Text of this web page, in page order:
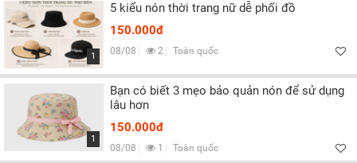
1
5 kiểu nón thời trang nữ dễ phối đồ
150.000đ
08/08 2 Toàn quốc
1
Bạn có biết 3 mẹo bảo quản nón để sử dụng
lâu hơn
150.000đ
08/08 1 Toàn quốc